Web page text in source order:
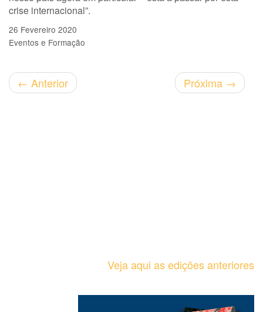
crise internacional”.
26 Fevereiro 2020
Eventos e Formação
← Anterior Próxima →
Veja aqui as edições anteriores